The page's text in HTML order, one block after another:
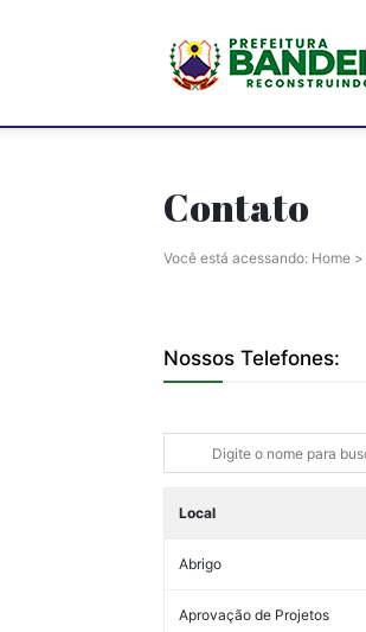
Contato
Você está acessando: Home >
Nossos Telefones:
Local
Abrigo
Aprovação de Projetos